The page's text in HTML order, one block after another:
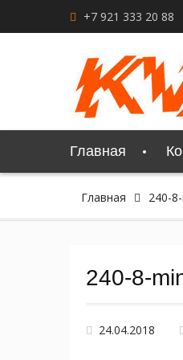
+7 921 333 20 88
Главная
Главная 240-
240-8-
24.04.2018